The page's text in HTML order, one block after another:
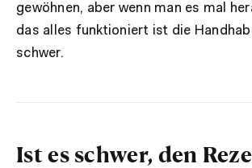
gewöhnen, aber wenn man es mal
das alles funktioniert ist die
schwer.
Ist es schwer, den